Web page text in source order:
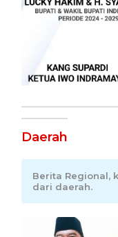
Daerah
Berita Regional,
dari daerah.